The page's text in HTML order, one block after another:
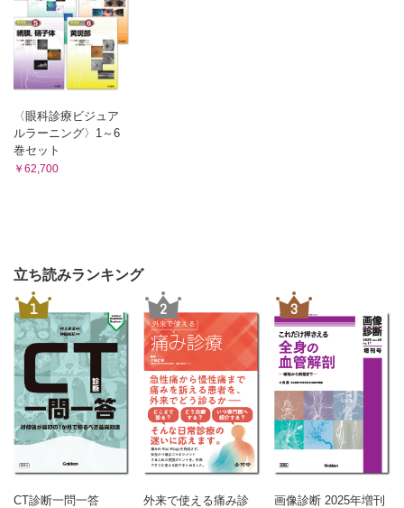
〈眼科診療ビジュア
ルラーニング〉1～6
巻セット
￥62,700
立ち読みランキング
1
CT診断一問一答
2
外来で使える痛み診
3
画像診断 2025年増刊